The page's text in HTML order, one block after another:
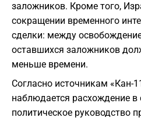
заложников. Кроме того,
сокращении временного
сделки: между
оставшихся заложников
меньше времени.
Согласно источникам «Кан-
наблюдается расхождение в
политическое руководство